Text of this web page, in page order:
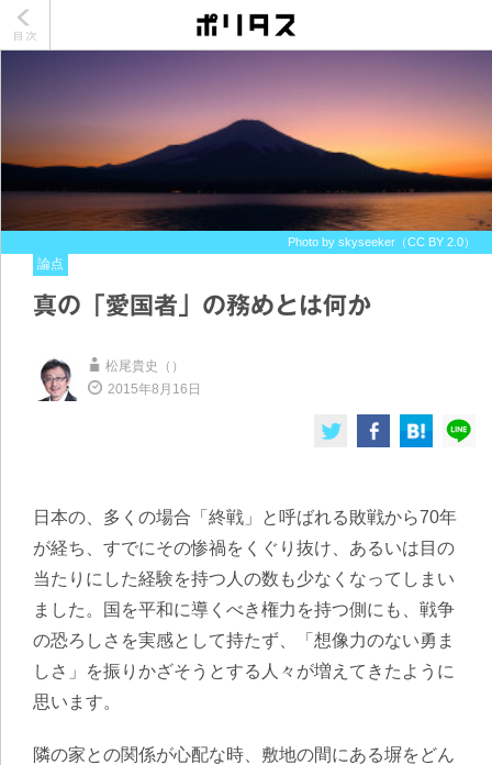
Photo by skyseeker（CC BY 2.0）
論点
真の「愛国者」の務めとは何か
松尾貴史（）
2015年8月16日
日本の、多くの場合「終戦」と呼ばれる敗戦から70年
が経ち、すでにその惨禍をくぐり抜け、あるいは目の
当たりにした経験を持つ人の数も少なくなってしまい
ました。国を平和に導くべき権力を持つ側にも、戦争
の恐ろしさを実感として持たず、「想像力のない勇ま
しさ」を振りかざそうとする人々が増えてきたように
思います。
隣の家との関係が心配な時、敷地の間にある塀をどん